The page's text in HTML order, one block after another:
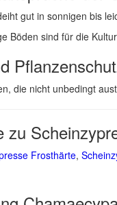
gut in sonnigen bis
Böden sind für die
die nicht unbedingt
zu
Frosthärte,